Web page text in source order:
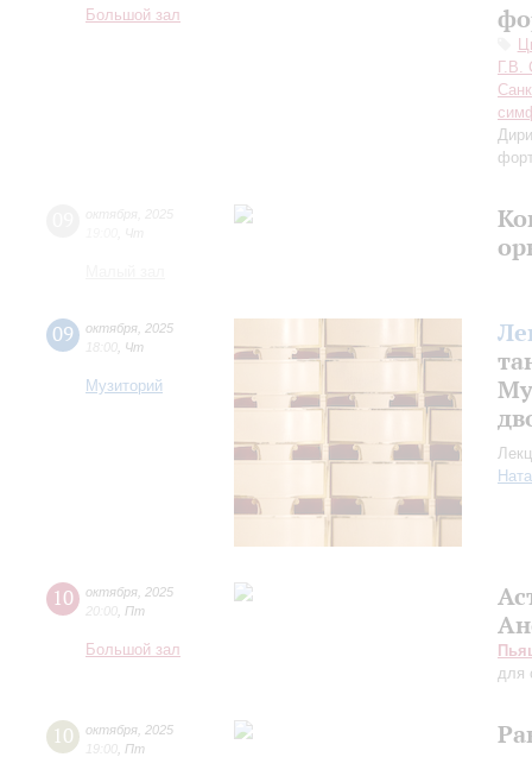
Большой зал
Г.В.
09 октября 2025
18:00 Чт
Музиторий
10 октября 2025
20:00 Пт
Большой зал
для
10 октября 2025
19:00 Пт